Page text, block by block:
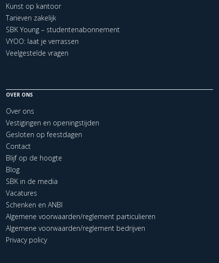
Kunst op kantoor
Tarieven zakelijk
SBK Young – studentenabonnement
VYOO: laat je verrassen
Veelgestelde vragen
OVER ONS
Over ons
Vestigingen en openingstijden
Gesloten op feestdagen
Contact
Blijf op de hoogte
Blog
SBK in de media
Vacatures
Schenken en ANBI
Algemene voorwaarden/reglement particulieren
Algemene voorwaarden/reglement bedrijven
Privacy policy